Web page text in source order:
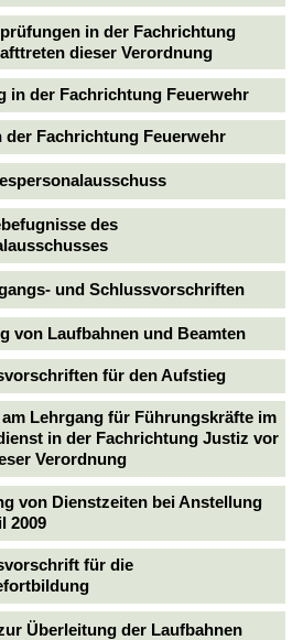
in der Fachrichtung
dieser Verordnung
in der Fachrichtung Feuerwehr
der Fachrichtung Feuerwehr
des
und Schlussvorschriften
von Laufbahnen und Beamten
für den Aufstieg
am Lehrgang für Führungskräfte im
in der Fachrichtung Justiz vor
Verordnung
von Dienstzeiten bei Anstellung
2009
für die
Überleitung der Laufbahnen